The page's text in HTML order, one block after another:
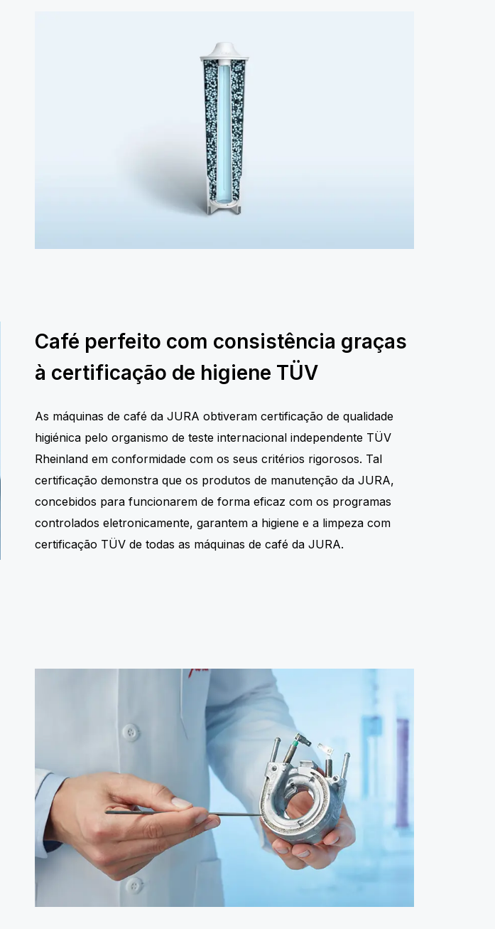
Café perfeito com consistência graças
à certificação de higiene TÜV
As máquinas de café da JURA obtiveram certificação de qualidade
higiénica pelo organismo de teste internacional independente TÜV
Rheinland em conformidade com os seus critérios rigorosos. Tal
certificação demonstra que os produtos de manutenção da JURA,
concebidos para funcionarem de forma eficaz com os programas
controlados eletronicamente, garantem a higiene e a limpeza com
certificação TÜV de todas as máquinas de café da JURA.